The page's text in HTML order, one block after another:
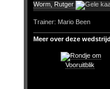
Worm, Rutger
Trainer: Mario Been
Meer over deze wedstrijd
Vooruitblik